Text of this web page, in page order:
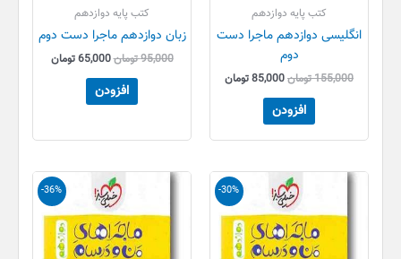
کتب پایه دوازدهم
انگلیسی دوازدهم ماجرا دست
دوم
155,000تومان85,000تومان
افزودن
کتب پایه دوازدهم
زبان دوازدهم ماجرا دست دوم
95,000تومان65,000تومان
افزودن
-30%
قیمت
اصلی
57,000 تومان
بود.
قیمت
فعلی
است.
-36%
قیمت
اصلی
110,000 تومان
بود.
قیمت
فعلی
است.